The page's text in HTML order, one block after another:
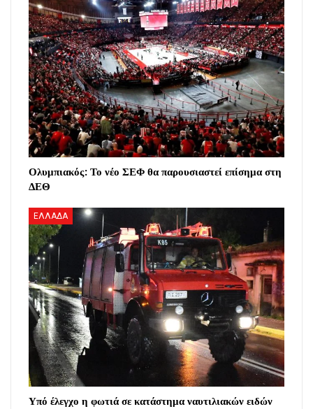
Ολυμπιακός: Το νέο ΣΕΦ θα παρουσιαστεί επίσημα στη
ΔΕΘ
ΕΛΛΑΔΑ
Υπό έλεγχο η φωτιά σε κατάστημα ναυτιλιακών ειδών